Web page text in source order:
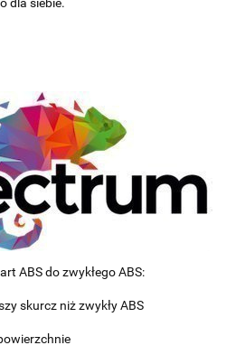
dla siebie.
ABS do zwykłego ABS:
skurcz niż zwykły ABS